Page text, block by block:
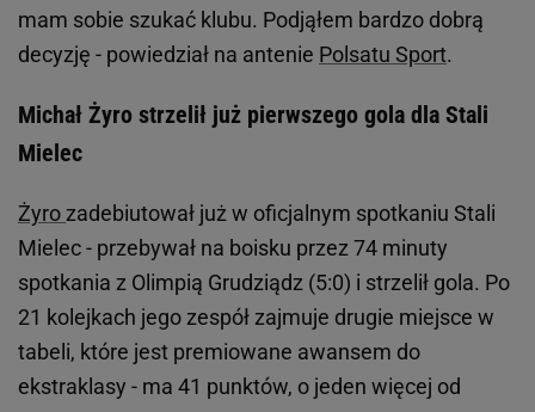
mam sobie szukać klubu. Podjąłem bardzo dobrą
decyzję - powiedział na antenie Polsatu Sport.
Michał Żyro strzelił już pierwszego gola dla Stali
Mielec
Żyro zadebiutował już w oficjalnym spotkaniu Stali
Mielec - przebywał na boisku przez 74 minuty
spotkania z Olimpią Grudziądz (5:0) i strzelił gola. Po
21 kolejkach jego zespół zajmuje drugie miejsce w
tabeli, które jest premiowane awansem do
ekstraklasy - ma 41 punktów, o jeden więcej od